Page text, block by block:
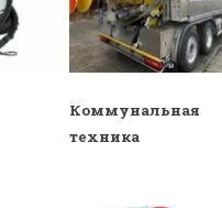
Коммунальная
техника